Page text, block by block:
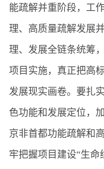
能疏解并重阶段，工
理、高质量疏解发展
理、发展全链条统筹
项目实施，真正把高
发展现实画卷。要扎
色功能和发展定位，
京非首都功能疏解和
牢把握项目建设“生命